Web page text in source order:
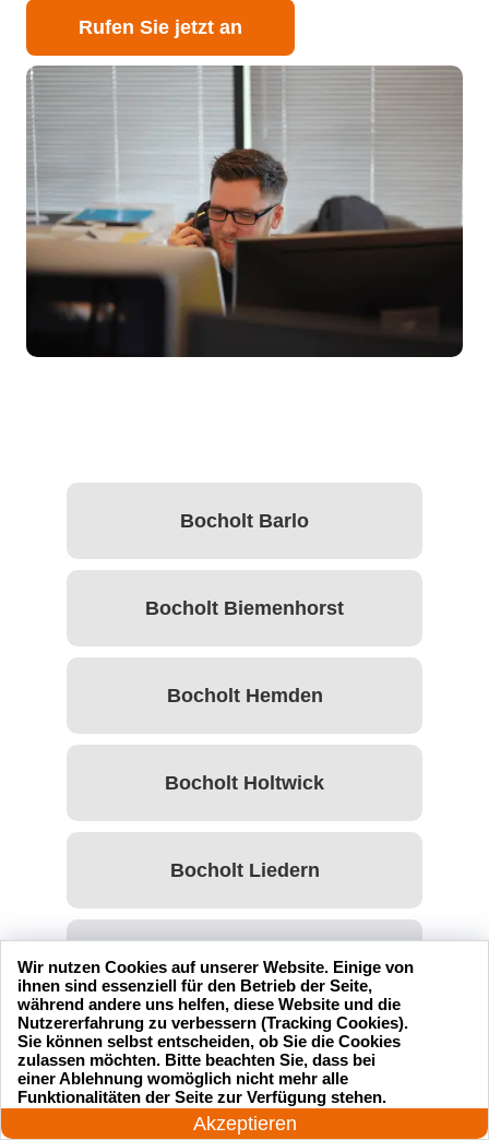
Rufen Sie jetzt an
Bocholt Barlo
Bocholt Biemenhorst
Bocholt Hemden
Bocholt Holtwick
Bocholt Liedern
Bocholt Lowick
Bocholt Mussum
Bocholt Spork
24 Stunden am Tag
Akzeptieren
Wir nutzen Cookies auf unserer Website. Einige von
ihnen sind essenziell für den Betrieb der Seite,
während andere uns helfen, diese Website und die
Nutzererfahrung zu verbessern (Tracking Cookies).
Sie können selbst entscheiden, ob Sie die Cookies
zulassen möchten. Bitte beachten Sie, dass bei
einer Ablehnung womöglich nicht mehr alle
Funktionalitäten der Seite zur Verfügung stehen.